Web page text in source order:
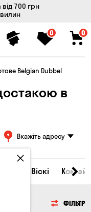
700 грн
0 0
Belgian Dubbel
в
Вкажіть адресу
Віскі
ФІЛЬТР